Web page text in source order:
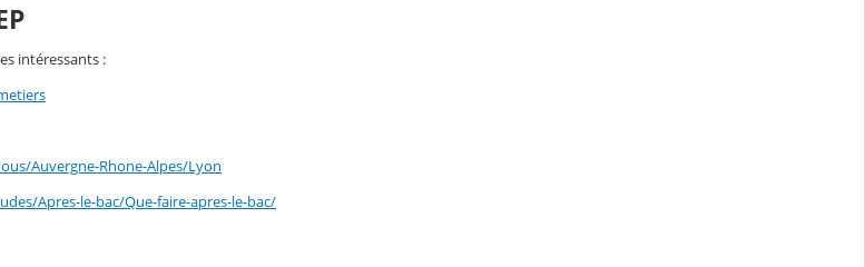
intéressants :
Auvergne-Rhone-Alpes/Lyon
Apres-le-bac/Que-faire-apres-le-bac/